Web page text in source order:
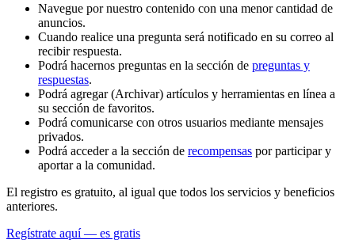
Navegue por nuestro contenido con una menor cantidad de
anuncios.
Cuando realice una pregunta será notificado en su correo al
recibir respuesta.
Podrá hacernos preguntas en la sección de preguntas y
respuestas.
Podrá agregar (Archivar) artículos y herramientas en línea a
su sección de favoritos.
Podrá comunicarse con otros usuarios mediante mensajes
privados.
Podrá acceder a la sección de recompensas por participar y
aportar a la comunidad.
El registro es gratuito, al igual que todos los servicios y beneficios
anteriores.
Regístrate aquí — es gratis